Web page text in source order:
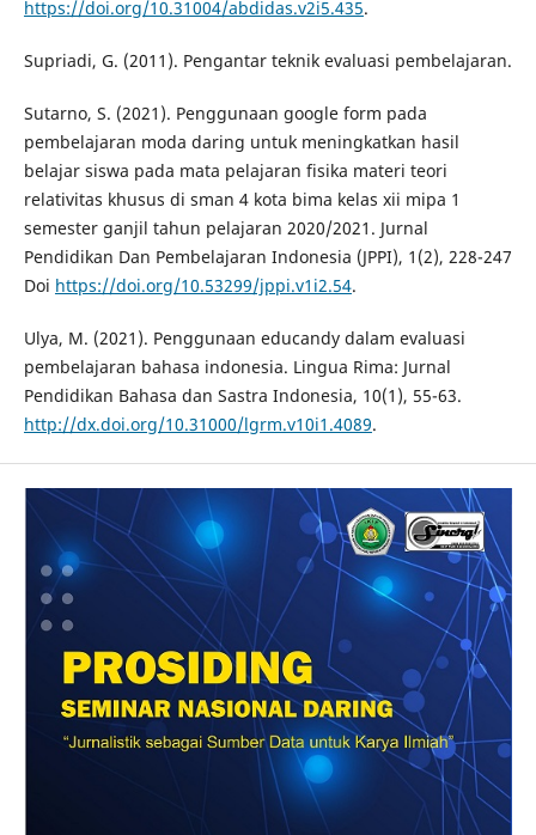
https://doi.org/10.31004/abdidas.v2i5.435.
Supriadi, G. (2011). Pengantar teknik evaluasi pembelajaran.
Sutarno, S. (2021). Penggunaan google form pada
pembelajaran moda daring untuk meningkatkan hasil
belajar siswa pada mata pelajaran fisika materi teori
relativitas khusus di sman 4 kota bima kelas xii mipa 1
semester ganjil tahun pelajaran 2020/2021. Jurnal
Pendidikan Dan Pembelajaran Indonesia (JPPI), 1(2), 228-247
Doi https://doi.org/10.53299/jppi.v1i2.54.
Ulya, M. (2021). Penggunaan educandy dalam evaluasi
pembelajaran bahasa indonesia. Lingua Rima: Jurnal
Pendidikan Bahasa dan Sastra Indonesia, 10(1), 55-63.
http://dx.doi.org/10.31000/lgrm.v10i1.4089.